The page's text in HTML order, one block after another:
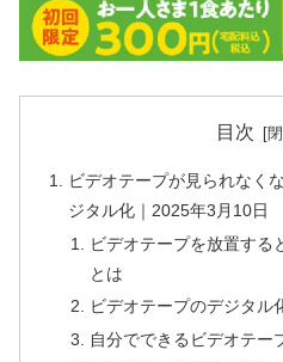
目次
ビデオテープが見られなく
ジタル化｜2025年3月10日
ビデオテープを放置する
とは
ビデオテープのデジタル
自分でできるビデオテー